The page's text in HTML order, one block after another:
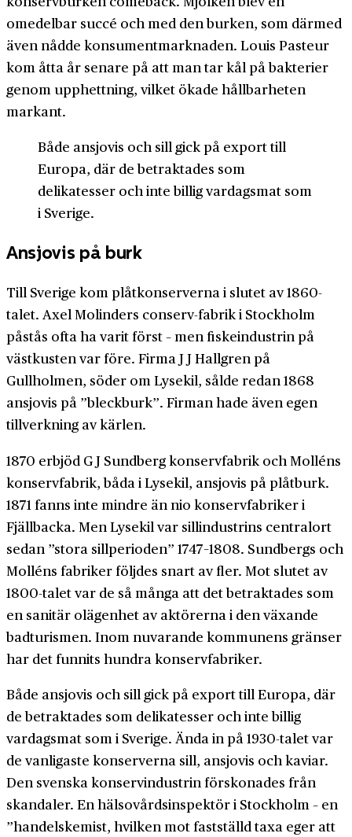
omedelbar succé och med den burken, som därmed
även nådde konsumentmarknaden. Louis Pasteur
kom åtta år senare på att man tar kål på bakterier
genom upphettning, vilket ökade hållbarheten
markant.
Både ansjovis och sill gick på export till
Europa, där de betraktades som
delikatesser och inte billig vardagsmat som
i Sverige.
Ansjovis på burk
Till Sverige kom plåtkonserverna i slutet av 1860-
talet. Axel Molinders conserv-fabrik i Stockholm
påstås ofta ha varit först – men fiskeindustrin på
västkusten var före. Firma J J Hallgren på
Gullholmen, söder om Lysekil, sålde redan 1868
ansjovis på ”bleckburk”. Firman hade även egen
tillverkning av kärlen.
1870 erbjöd G J Sundberg konservfabrik och Molléns
konservfabrik, båda i Lysekil, ansjovis på plåtburk.
1871 fanns inte mindre än nio konservfabriker i
Fjällbacka. Men Lysekil var sillindustrins centralort
sedan ”stora sillperioden” 1747–1808. Sundbergs och
Molléns fabriker följdes snart av fler. Mot slutet av
1800-talet var de så många att det betraktades som
en sanitär olägenhet av aktörerna i den växande
badturismen. Inom nuvarande kommunens gränser
har det funnits hundra konservfabriker.
Både ansjovis och sill gick på export till Europa, där
de betraktades som delikatesser och inte billig
vardagsmat som i Sverige. Ända in på 1930-talet var
de vanligaste konserverna sill, ansjovis och kaviar.
Den svenska konservindustrin förskonades från
skandaler. En hälsovårdsinspektör i Stockholm – en
”handelskemist, hvilken mot fastställd taxa eger att